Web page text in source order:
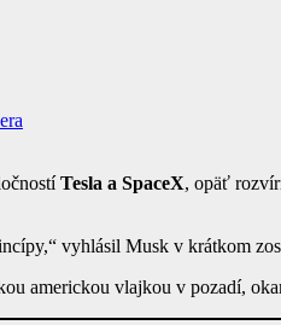
Tesla a SpaceX, opäť
vyhlásil Musk v krátkom
americkou vlajkou v pozadí,